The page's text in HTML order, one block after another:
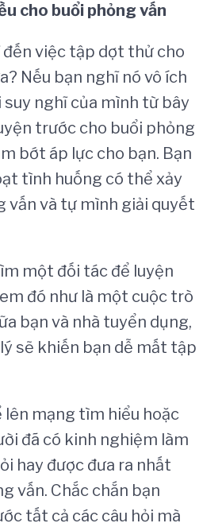
cho buổi phỏng vấn
đến việc tập dợt thử cho
Nếu bạn nghĩ nó vô ích
nghĩ của mình từ bây
trước cho buổi phỏng
bớt áp lực cho bạn. Bạn
tình huống có thể xảy
vấn và tự mình giải quyết
một đối tác để luyện
đó như là một cuộc trò
bạn và nhà tuyển dụng,
sẽ khiến bạn dễ mất tập
lên mạng tìm hiểu hoặc
đã có kinh nghiệm làm
hay được đưa ra nhất
vấn. Chắc chắn bạn
tất cả các câu hỏi mà